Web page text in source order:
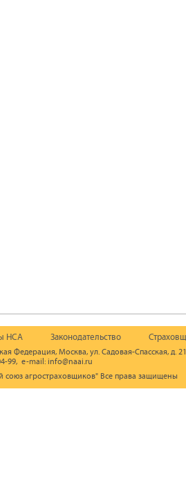
НСА Законодательство
Федерация, Москва, ул. Садовая-Спасская, д.
99, e-mail: info@naai.ru
союз агростраховщиков" Все права защищены